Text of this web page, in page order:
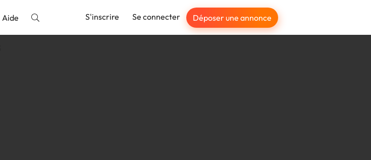
Aide S'inscrire Se connecter Déposer une annonce